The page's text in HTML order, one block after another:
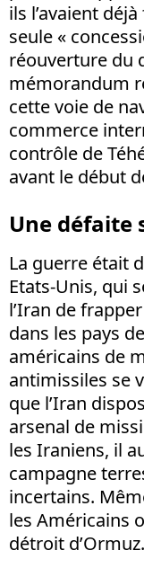
ils l’avaient
seule «
réouverture du
mémorandum
cette voie de
commerce
contrôle de
avant le début
Une défaite
La guerre était
Etats-Unis, qui
l’Iran de
dans les pays
américains de
antimissiles se
que l’Iran
arsenal de
les Iraniens, il
campagne
incertains.
les Américains
détroit d’Ormuz.